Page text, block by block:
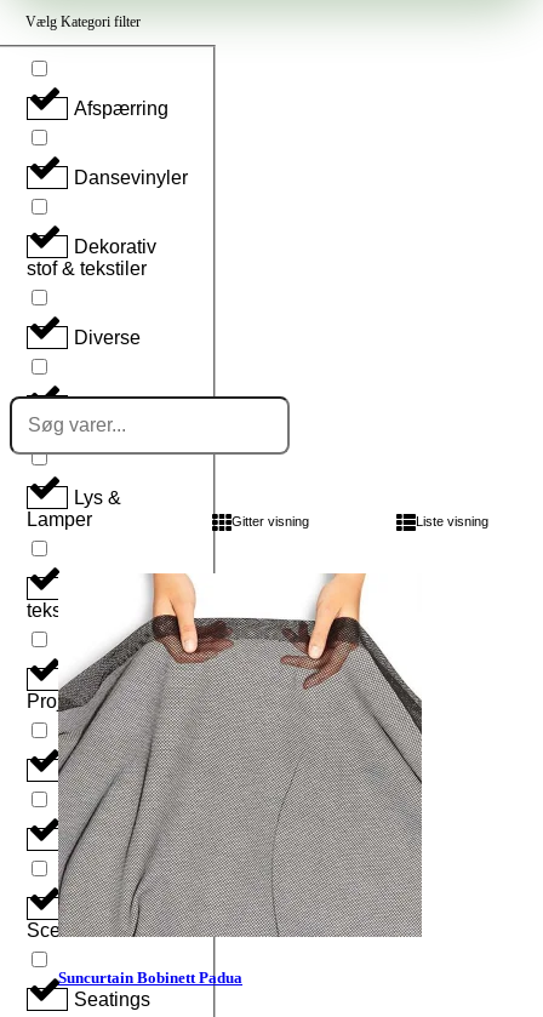
Vælg Kategori filter
Afspærring
Dansevinyler
Dekorativ
stof & tekstiler
Diverse
Møbler
Lys &
Lamper
tekstiler
Projektionsfolie
Scenepodier
Sceneteknik
Scenetekstiler
Seatings
Search
Gitter visning Liste visning
Suncurtain Bobinett Padua